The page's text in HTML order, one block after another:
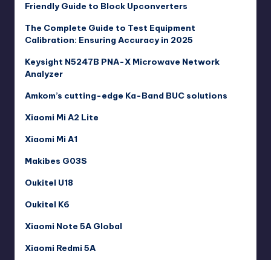
Friendly Guide to Block Upconverters
The Complete Guide to Test Equipment
Calibration: Ensuring Accuracy in 2025
Keysight N5247B PNA-X Microwave Network
Analyzer
Amkom’s cutting-edge Ka-Band BUC solutions
Xiaomi Mi A2 Lite
Xiaomi Mi A1
Makibes G03S
Oukitel U18
Oukitel K6
Xiaomi Note 5A Global
Xiaomi Redmi 5A